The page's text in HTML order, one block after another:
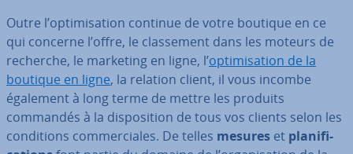
Outre l’op­ti­mi­sa­tion continue de votre boutique en ce
qui concerne l’offre, le clas­se­ment dans les moteurs de
recherche, le marketing en ligne, l’op­ti­mi­sa­tion de la
boutique en ligne, la relation client, il vous incombe
également à long terme de mettre les produits
commandés à la dis­po­si­tion de tous vos clients selon les
con­di­tions com­mer­ciales. De telles mesures et pla­ni­fi­